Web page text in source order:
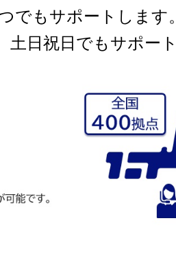
でもサポートします。
日祝日でもサポート